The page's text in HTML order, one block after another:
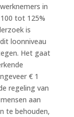
in
tot 125%
is
loonniveau
Het gaat
€ 1
regeling van
aan
te behouden,